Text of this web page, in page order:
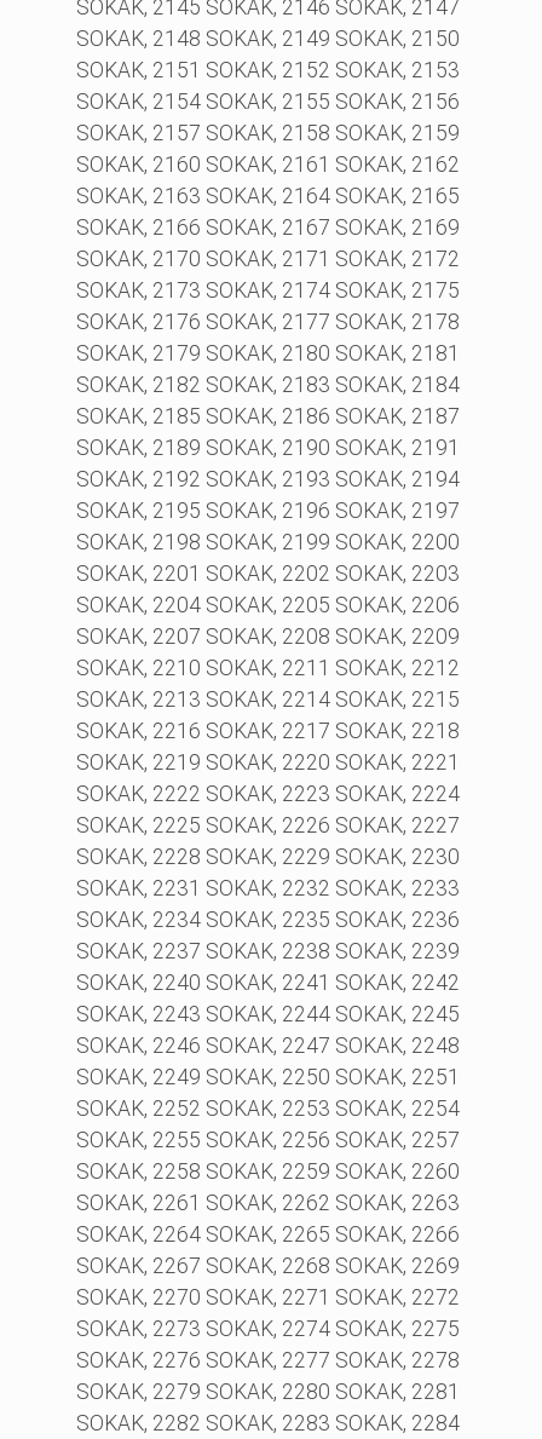
SOKAK, 2145 SOKAK, 2146 SOKAK, 2147
SOKAK, 2148 SOKAK, 2149 SOKAK, 2150
SOKAK, 2151 SOKAK, 2152 SOKAK, 2153
SOKAK, 2154 SOKAK, 2155 SOKAK, 2156
SOKAK, 2157 SOKAK, 2158 SOKAK, 2159
SOKAK, 2160 SOKAK, 2161 SOKAK, 2162
SOKAK, 2163 SOKAK, 2164 SOKAK, 2165
SOKAK, 2166 SOKAK, 2167 SOKAK, 2169
SOKAK, 2170 SOKAK, 2171 SOKAK, 2172
SOKAK, 2173 SOKAK, 2174 SOKAK, 2175
SOKAK, 2176 SOKAK, 2177 SOKAK, 2178
SOKAK, 2179 SOKAK, 2180 SOKAK, 2181
SOKAK, 2182 SOKAK, 2183 SOKAK, 2184
SOKAK, 2185 SOKAK, 2186 SOKAK, 2187
SOKAK, 2189 SOKAK, 2190 SOKAK, 2191
SOKAK, 2192 SOKAK, 2193 SOKAK, 2194
SOKAK, 2195 SOKAK, 2196 SOKAK, 2197
SOKAK, 2198 SOKAK, 2199 SOKAK, 2200
SOKAK, 2201 SOKAK, 2202 SOKAK, 2203
SOKAK, 2204 SOKAK, 2205 SOKAK, 2206
SOKAK, 2207 SOKAK, 2208 SOKAK, 2209
SOKAK, 2210 SOKAK, 2211 SOKAK, 2212
SOKAK, 2213 SOKAK, 2214 SOKAK, 2215
SOKAK, 2216 SOKAK, 2217 SOKAK, 2218
SOKAK, 2219 SOKAK, 2220 SOKAK, 2221
SOKAK, 2222 SOKAK, 2223 SOKAK, 2224
SOKAK, 2225 SOKAK, 2226 SOKAK, 2227
SOKAK, 2228 SOKAK, 2229 SOKAK, 2230
SOKAK, 2231 SOKAK, 2232 SOKAK, 2233
SOKAK, 2234 SOKAK, 2235 SOKAK, 2236
SOKAK, 2237 SOKAK, 2238 SOKAK, 2239
SOKAK, 2240 SOKAK, 2241 SOKAK, 2242
SOKAK, 2243 SOKAK, 2244 SOKAK, 2245
SOKAK, 2246 SOKAK, 2247 SOKAK, 2248
SOKAK, 2249 SOKAK, 2250 SOKAK, 2251
SOKAK, 2252 SOKAK, 2253 SOKAK, 2254
SOKAK, 2255 SOKAK, 2256 SOKAK, 2257
SOKAK, 2258 SOKAK, 2259 SOKAK, 2260
SOKAK, 2261 SOKAK, 2262 SOKAK, 2263
SOKAK, 2264 SOKAK, 2265 SOKAK, 2266
SOKAK, 2267 SOKAK, 2268 SOKAK, 2269
SOKAK, 2270 SOKAK, 2271 SOKAK, 2272
SOKAK, 2273 SOKAK, 2274 SOKAK, 2275
SOKAK, 2276 SOKAK, 2277 SOKAK, 2278
SOKAK, 2279 SOKAK, 2280 SOKAK, 2281
SOKAK, 2282 SOKAK, 2283 SOKAK, 2284